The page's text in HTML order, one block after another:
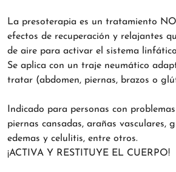
La presoterapia es un tratamiento
efectos de recuperación y relajantes
de aire para activar el sistema
Se aplica con un traje neumático
tratar (abdomen, piernas, brazos o
Indicado para personas con
piernas cansadas, arañas vasculares,
edemas y celulitis, entre otros.
¡ACTIVA Y RESTITUYE EL CUERPO!